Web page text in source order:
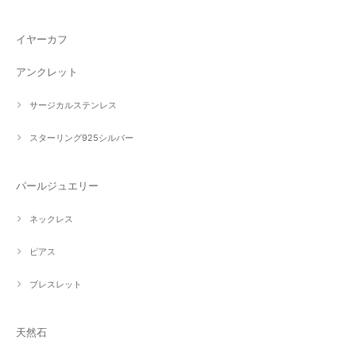
イヤーカフ
アンクレット
サージカルステンレス
スターリング925シルバー
パールジュエリー
ネックレス
ピアス
ブレスレット
天然石